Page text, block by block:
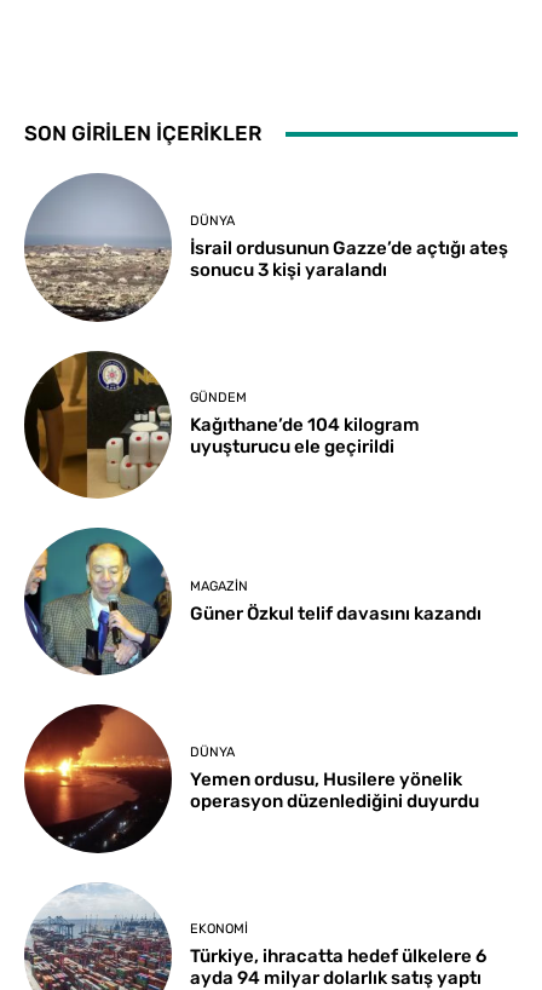
SON GİRİLEN İÇERİKLER
DÜNYA
İsrail ordusunun Gazze’de açtığı ateş
sonucu 3 kişi yaralandı
GÜNDEM
Kağıthane’de 104 kilogram
uyuşturucu ele geçirildi
MAGAZIN
Güner Özkul telif davasını kazandı
DÜNYA
Yemen ordusu, Husilere yönelik
operasyon düzenlediğini duyurdu
EKONOMI
Türkiye, ihracatta hedef ülkelere 6
ayda 94 milyar dolarlık satış yaptı